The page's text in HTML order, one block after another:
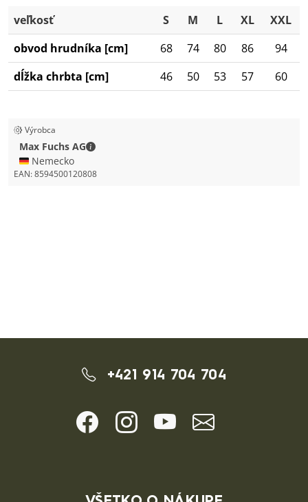
veľkosť S M L XL
XXL
obvod hrudníka [cm]
68 74 80 86
94
dĺžka chrbta [cm]
46 50 53 57 60
Výrobca
Max Fuchs AG
Max Fuchs AG - Kontaktné údaje
🇩🇪 Nemecko
EAN:8594500120808
+421 914 704 704